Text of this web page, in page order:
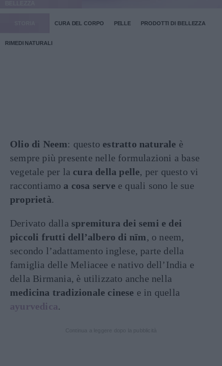
CURA DEL CORPO PELLE PRODOTTI DI BELLEZZA
RIMEDI NATURALI
Olio di Neem: questo estratto naturale è
sempre più presente nelle formulazioni a base
vegetale per la cura della pelle, per questo vi
raccontiamo a cosa serve e quali sono le sue
proprietà.
Derivato dalla spremitura dei semi e dei
piccoli frutti dell’albero di nīm, o neem,
secondo l’adattamento inglese, parte della
famiglia delle Meliacee e nativo dell’India e
della Birmania, è utilizzato anche nella
medicina tradizionale cinese e in quella
ayurvedica.